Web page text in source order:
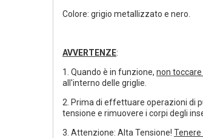
Colore: grigio metallizzato e nero.
AVVERTENZE:
1. Quando è in funzione, non
all'interno delle griglie.
2. Prima di effettuare operazioni di
tensione e rimuovere i corpi degli
3. Attenzione: Alta Tensione!